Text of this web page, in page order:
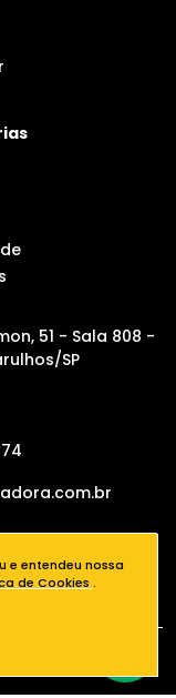
51 - Sala 808 -
SP
Desenvolvido por
e entendeu nossa
de Cookies .